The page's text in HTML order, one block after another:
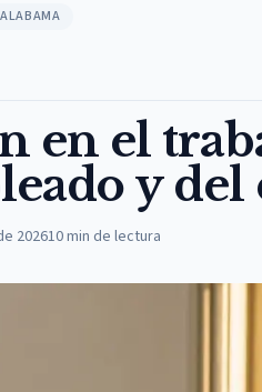
en el
y
202610min de lectura